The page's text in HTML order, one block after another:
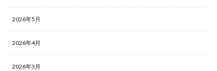
2026年5月
2026年4月
2026年3月